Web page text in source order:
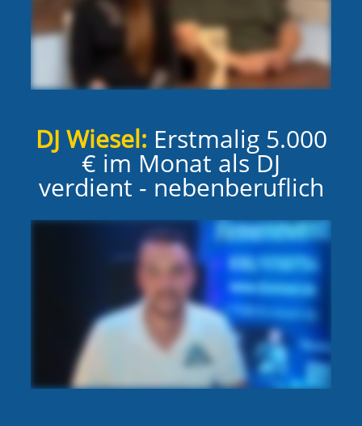
DJ Wiesel: Erstmalig 5.000
€ im Monat als DJ
verdient - nebenberuflich